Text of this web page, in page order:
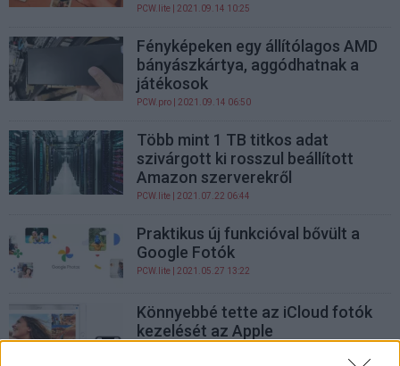
PCW.lite | 2021.09.14 10:25
Fényképeken egy állítólagos AMD
bányászkártya, aggódhatnak a
játékosok
PCW.pro | 2021.09.14 06:50
Több mint 1 TB titkos adat
szivárgott ki rosszul beállított
Amazon szerverekről
PCW.lite | 2021.07.22 06:44
Praktikus új funkcióval bővült a
Google Fotók
PCW.lite | 2021.05.27 13:22
Könnyebbé tette az iCloud fotók
kezelését az Apple